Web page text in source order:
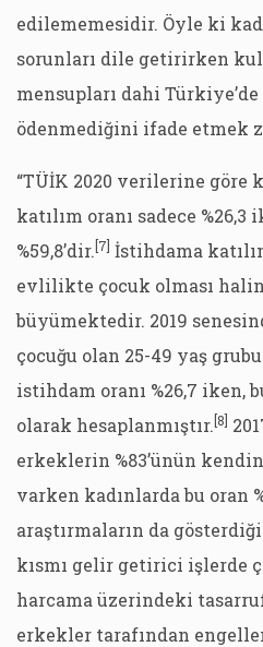
edilememesidir. Öyle ki
sorunları dile getirirken
mensupları dahi Türkiye’de
ödenmediğini ifade etmek
“TÜİK 2020 verilerine göre
katılım oranı sadece
%59,8’dir.[7] İstihdama
evlilikte çocuk olması
büyümektedir. 2019
çocuğu olan 25-49 yaş
istihdam oranı %26,7 iken,
olarak hesaplanmıştır.[8]
erkeklerin %83’ünün
varken kadınlarda bu oran
araştırmaların da
kısmı gelir getirici işlerde
harcama üzerindeki
erkekler tarafından